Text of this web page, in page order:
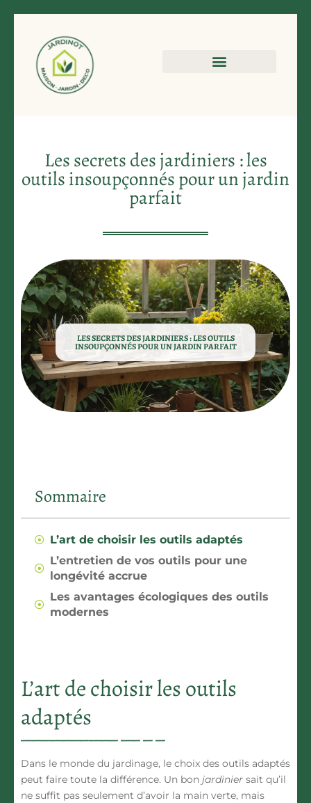
Les secrets des jardiniers : les
outils insoupçonnés pour un jardin
parfait
LES SECRETS DES JARDINIERS : LES OUTILS
INSOUPÇONNÉS POUR UN JARDIN PARFAIT
Sommaire
L’art de choisir les outils adaptés
L’entretien de vos outils pour une
longévité accrue
Les avantages écologiques des outils
modernes
L’art de choisir les outils
adaptés
Dans le monde du jardinage, le choix des outils adaptés
peut faire toute la différence. Un bon jardinier sait qu’il
ne suffit pas seulement d’avoir la main verte, mais